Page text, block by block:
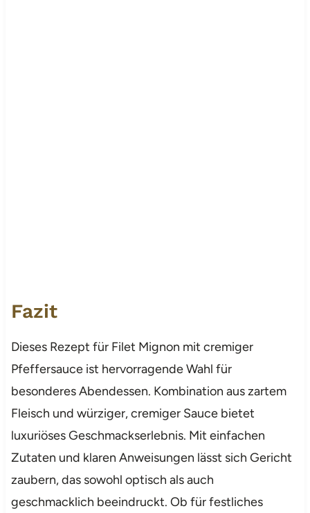
Fazit
Dieses Rezept für Filet Mignon mit cremiger
Pfeffersauce ist hervorragende Wahl für
besonderes Abendessen. Kombination aus zartem
Fleisch und würziger, cremiger Sauce bietet
luxuriöses Geschmackserlebnis. Mit einfachen
Zutaten und klaren Anweisungen lässt sich Gericht
zaubern, das sowohl optisch als auch
geschmacklich beeindruckt. Ob für festliches